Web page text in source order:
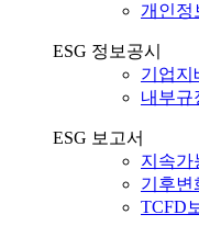
개인정
ESG 정보공시
기업지
내부규
ESG 보고서
지속가
기후변
TCFD